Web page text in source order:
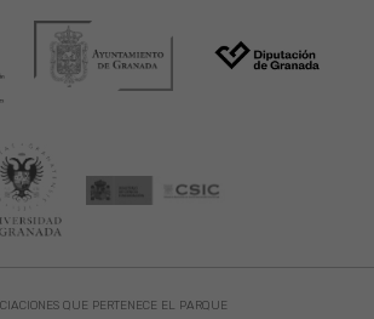
QUE PERTENECE EL PARQUE